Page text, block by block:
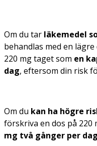
Om du tar läkemedel
behandlas med en
220 mg taget som en
dag, eftersom din risk
Om du kan ha högre
förskriva en dos på 220
mg två gånger per dag